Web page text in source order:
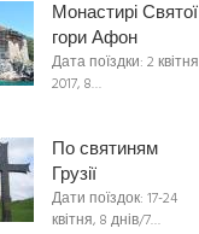
Монастирі Святої
гори Афон
Дата поїздки: 2 квітня
2017, 8…
По святиням
Грузії
Дати поїздок: 17-24
квітня, 8 днів/7…